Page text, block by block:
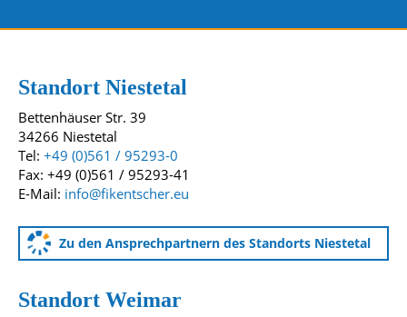
Standort Niestetal
Bettenhäuser Str. 39
34266 Niestetal
Tel: +49 (0)561 / 95293-0
Fax: +49 (0)561 / 95293-41
E-Mail: info@fikentscher.eu
Zu den Ansprechpartnern des Standorts Niestetal
Standort Weimar